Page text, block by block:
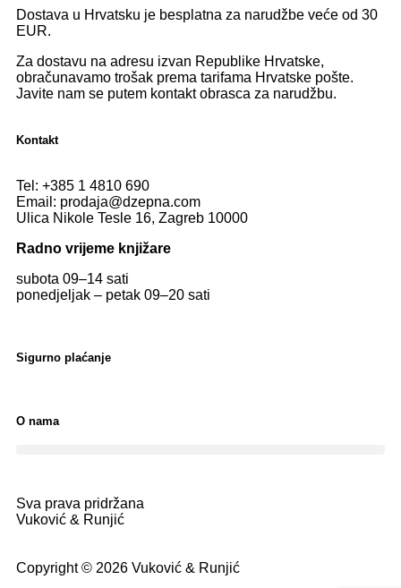
Dostava u Hrvatsku je besplatna za narudžbe veće od 30
EUR.
Za dostavu na adresu izvan Republike Hrvatske,
obračunavamo trošak prema tarifama Hrvatske pošte.
Javite nam se putem kontakt obrasca za narudžbu.
Kontakt
Tel: +385 1 4810 690
Email: prodaja@dzepna.com
Ulica Nikole Tesle 16, Zagreb 10000
Radno vrijeme knjižare
subota 09–14 sati
ponedjeljak – petak 09–20 sati
Sigurno plaćanje
O nama
Sva prava pridržana
Vuković & Runjić
Copyright © 2026 Vuković & Runjić